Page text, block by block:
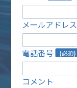
メールアドレス
電話番号 (必須)
コメント